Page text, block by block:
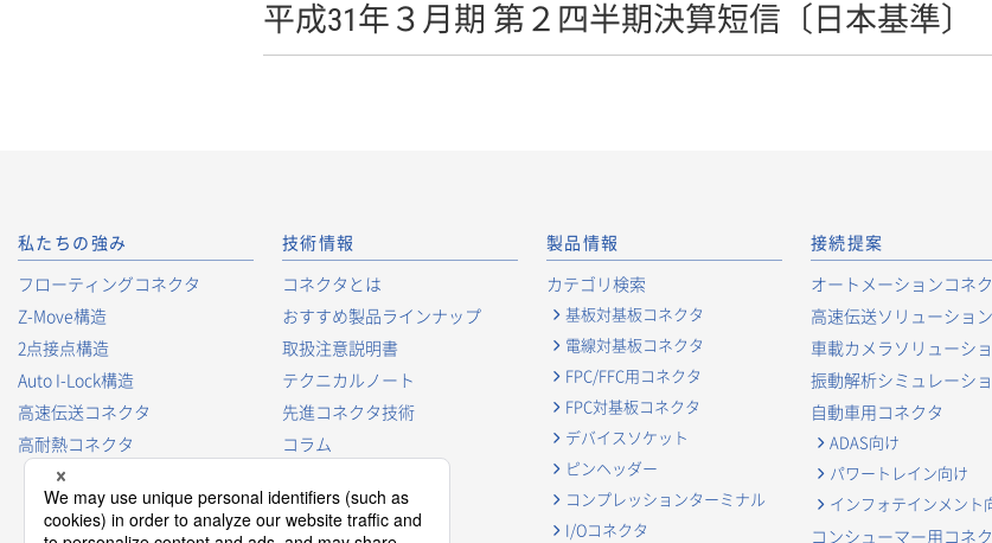
平成31年３月期 第２四半期決算短信〔日本基準〕
私たちの強み
フローティングコネクタ
Z-Move構造
2点接点構造
Auto I-Lock構造
高速伝送コネクタ
高耐熱コネクタ
技術情報
コネクタとは
おすすめ製品ラインナップ
取扱注意説明書
テクニカルノート
先進コネクタ技術
コラム
コネクタ用語集
製品情報
カテゴリ検索
基板対基板コネクタ
電線対基板コネクタ
FPC/FFC用コネクタ
FPC対基板コネクタ
デバイスソケット
ピンヘッダー
コンプレッションターミナル
I/Oコネクタ
接続提案
オートメーションコネ
高速伝送ソリューション
車載カメラソリューシ
振動解析シミュレーシ
自動車用コネクタ
ADAS向け
パワートレイン向け
インフォテインメント
コンシューマー用コネ